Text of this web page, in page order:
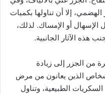
إلا أن تناولها بكميات
أو الإمساك. لذلك،
هذه الآثار الجانبية.
من الجزر إلى زيادة
الذين يعانون من مرض
الطبيعية، وتناول